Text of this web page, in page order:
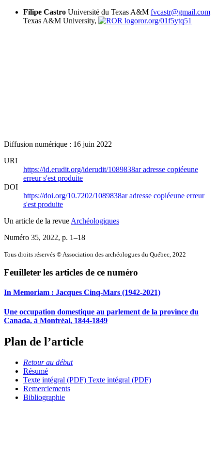
Filipe Castro Université du Texas A&M fvcastr@gmail.com
Texas A&M University,
ror.org/01f5ytq51
Diffusion numérique : 16 juin 2022
URI
https://id.erudit.org/iderudit/1089838aradresse copiéeune
erreur s'est produite
DOI
https://doi.org/10.7202/1089838aradresse copiéeune erreur
s'est produite
Un article de la revue Archéologiques
Numéro 35, 2022, p. 1–18
Tous droits réservés © Association des archéologues du Québec, 2022
Feuilleter les articles de ce numéro
In Memoriam : Jacques Cinq-Mars (1942-2021)
Une occupation domestique au parlement de la province du
Canada, à Montréal, 1844-1849
Plan de l’article
Retour au début
Résumé
Texte intégral (PDF) Texte intégral (PDF)
Remerciements
Bibliographie